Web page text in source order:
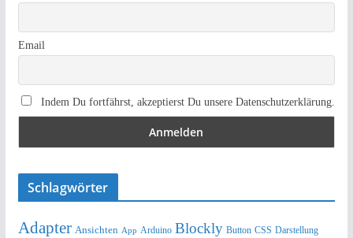
Email
Indem Du fortfährst, akzeptierst Du unsere Datenschutzerklärung.
Schlagwörter
Adapter Ansichten App Arduino Blockly Button CSS Darstellung